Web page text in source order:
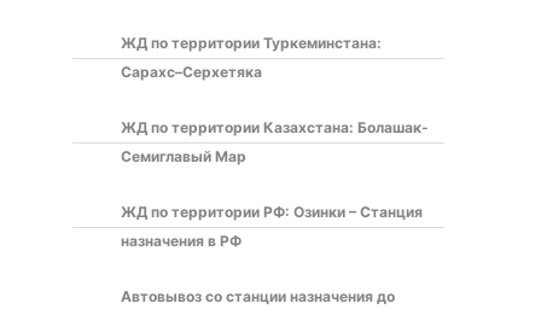
ЖД по территории Туркеминстана:
Сарахс–Серхетяка
ЖД по территории Казахстана: Болашак-
Семиглавый Мар
ЖД по территории РФ: Озинки – Станция
назначения в РФ
Автовывоз со станции назначения до